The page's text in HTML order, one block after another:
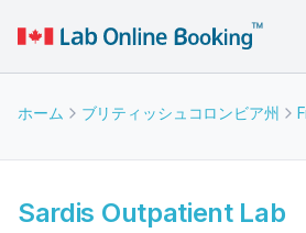
ホーム ブリティッシュコロンビア州
Sardis Outpatient Lab